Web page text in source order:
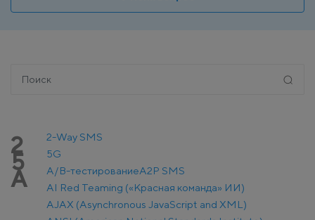
2 2-Way SMS
5 5G
A A/B-тестированиеA2P SMS
AI Red Teaming («Красная команда» ИИ)
AJAX (Asynchronous JavaScript and XML)